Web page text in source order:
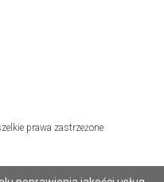
prawa zastrzeżone